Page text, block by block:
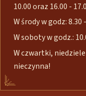
10.00 oraz 16.00 -
W środy w godz: 8.30
W soboty w godz.:
W czwartki,
nieczynna!